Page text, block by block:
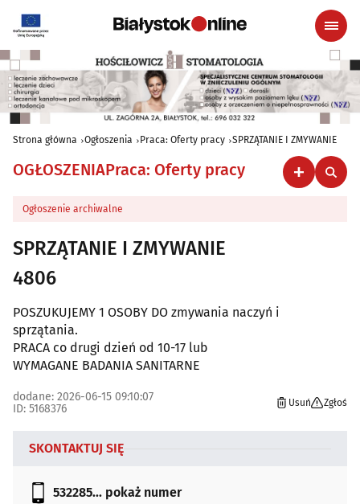
Strona główna Ogłoszenia Praca: Oferty pracy SPRZĄTANIE I ZMYWANIE
OGŁOSZENIAPraca: Oferty pracy
Ogłoszenie archiwalne
SPRZĄTANIE I ZMYWANIE
4806
POSZUKUJEMY 1 OSOBY DO zmywania naczyń i
sprzątania.
PRACA co drugi dzień od 10-17 lub
WYMAGANE BADANIA SANITARNE
dodane: 2026-06-15 09:10:07
ID: 5168376
Usuń Zgłoś
SKONTAKTUJ SIĘ
532285... pokaż numer